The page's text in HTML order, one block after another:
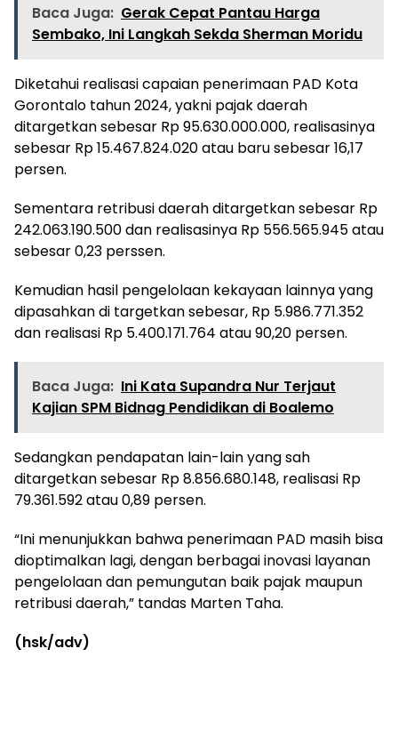
Baca Juga: Gerak Cepat Pantau Harga
Sembako, Ini Langkah Sekda Sherman Moridu
Diketahui realisasi capaian penerimaan PAD Kota
Gorontalo tahun 2024, yakni pajak daerah
ditargetkan sebesar Rp 95.630.000.000, realisasinya
sebesar Rp 15.467.824.020 atau baru sebesar 16,17
persen.
Sementara retribusi daerah ditargetkan sebesar Rp
242.063.190.500 dan realisasinya Rp 556.565.945 atau
sebesar 0,23 perssen.
Kemudian hasil pengelolaan kekayaan lainnya yang
dipasahkan di targetkan sebesar, Rp 5.986.771.352
dan realisasi Rp 5.400.171.764 atau 90,20 persen.
Baca Juga: Ini Kata Supandra Nur Terjaut
Kajian SPM Bidnag Pendidikan di Boalemo
Sedangkan pendapatan lain-lain yang sah
ditargetkan sebesar Rp 8.856.680.148, realisasi Rp
79.361.592 atau 0,89 persen.
“Ini menunjukkan bahwa penerimaan PAD masih bisa
dioptimalkan lagi, dengan berbagai inovasi layanan
pengelolaan dan pemungutan baik pajak maupun
retribusi daerah,” tandas Marten Taha.
(hsk/adv)